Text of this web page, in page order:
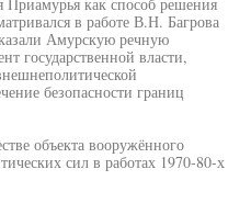
в работе В.Н. Багрова
Амурскую речную
государственной власти,
безопасности границ
объекта вооружённого
сил в работах 1970-80-х